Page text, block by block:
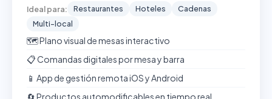
Ideal para: Restaurantes Hoteles
Cadenas
Multi-local
🗺️ Plano visual de mesas interactivo
📋 Comandas digitales por mesa y barra
📱 App de gestión remota iOS y Android
🔄 Productos automodificables en tiempo real